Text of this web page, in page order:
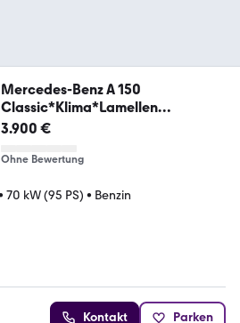
Mercedes-Benz A 150
Classic*Klima*Lamellen
Glasdach*Alufelgen
3.900 €
Ohne Bewertung
70 kW (95 PS) • Benzin
Kontakt Parken